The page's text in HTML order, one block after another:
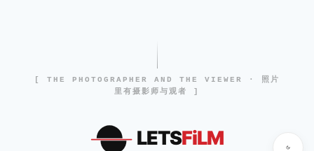
[ THE PHOTOGRAPHER AND THE VIEWER · 照片
里有摄影师与观者 ]
LETSFiLM